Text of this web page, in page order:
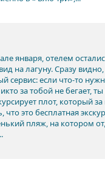
января, отелем
на лагуну. Сразу
сервис: если что-то
за тобой не бегает,
плот, который
что это бесплатная
пляж, на котором